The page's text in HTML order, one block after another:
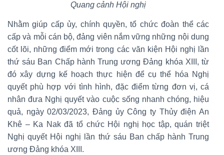
Quang cảnh Hội nghị
Nhằm giúp cấp ủy, chính quyền, tổ chức đoàn thể các
cấp và mỗi cán bộ, đảng viên nắm vững những nội dung
cốt lõi, những điểm mới trong các văn kiện Hội nghị lần
thứ sáu Ban Chấp hành Trung ương Đảng khóa XIII, từ
đó xây dựng kế hoạch thực hiện để cụ thể hóa Nghị
quyết phù hợp với tình hình, đặc điểm từng đơn vị, cá
nhân đưa Nghị quyết vào cuộc sống nhanh chóng, hiệu
quả, ngày 02/03/2023, Đảng ủy Công ty Thủy điện An
Khê – Ka Nak đã tổ chức Hội nghị học tập, quán triệt
Nghị quyết Hội nghị lần thứ sáu Ban chấp hành Trung
ương Đảng khóa XIII.